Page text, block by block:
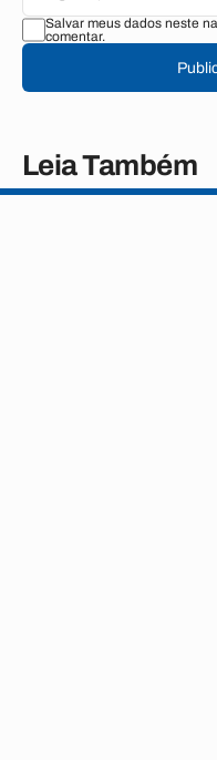
Salvar meus dados neste
comentar.
Leia Também